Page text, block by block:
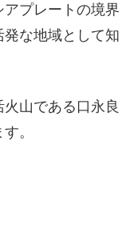
プレートの境界
な地域として知
山である口永良
。